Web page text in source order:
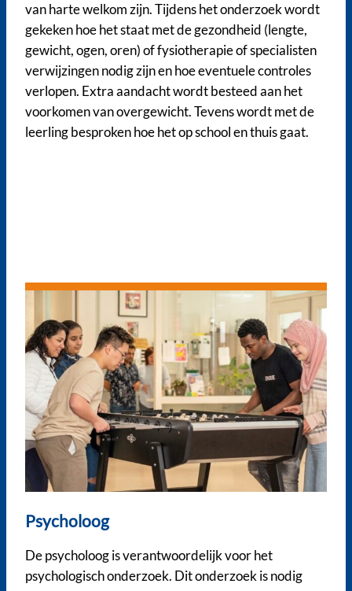
van harte welkom zijn. Tijdens het onderzoek wordt
gekeken hoe het staat met de gezondheid (lengte,
gewicht, ogen, oren) of fysiotherapie of specialisten
verwijzingen nodig zijn en hoe eventuele controles
verlopen. Extra aandacht wordt besteed aan het
voorkomen van overgewicht. Tevens wordt met de
leerling besproken hoe het op school en thuis gaat.
Psycholoog
De psycholoog is verantwoordelijk voor het
psychologisch onderzoek. Dit onderzoek is nodig